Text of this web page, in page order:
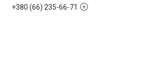
+380 (66) 235-66-71